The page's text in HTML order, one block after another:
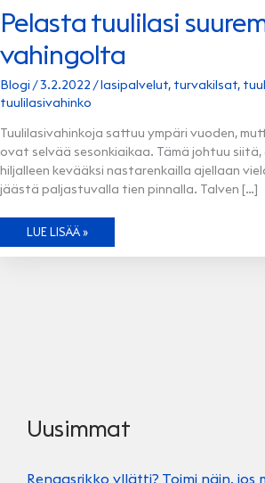
Pelasta tuulilasi
vahingolta
Blogi /3.2.2022 /lasipalvelut, turvakilsat,
tuulilasivahinko
Tuulilasivahinkoja sattuu ympäri vuoden,
ovat selvää sesonkiaikaa. Tämä johtuu
hiljalleen kevääksi nastarenkailla ajellaan
jäästä paljastuvalla tien pinnalla. Talven […]
PELASTA
SUUREMMALTA
LUE LISÄÄ »
Uusimmat
Rengasrikko yllätti? Toimi näin,